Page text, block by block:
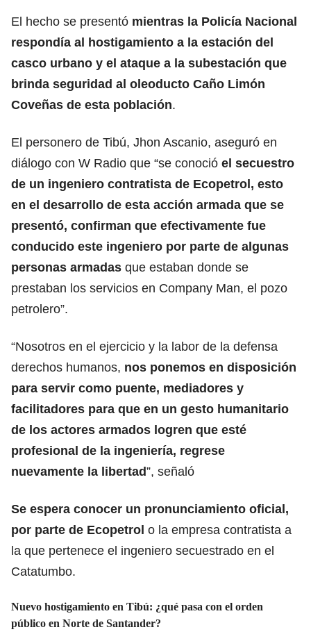
El hecho se presentó mientras la Policía Nacional
respondía al hostigamiento a la estación del
casco urbano y el ataque a la subestación que
brinda seguridad al oleoducto Caño Limón
Coveñas de esta población.
El personero de Tibú, Jhon Ascanio, aseguró en
diálogo con W Radio que “se conoció el secuestro
de un ingeniero contratista de Ecopetrol, esto
en el desarrollo de esta acción armada que se
presentó, confirman que efectivamente fue
conducido este ingeniero por parte de algunas
personas armadas que estaban donde se
prestaban los servicios en Company Man, el pozo
petrolero”.
“Nosotros en el ejercicio y la labor de la defensa
derechos humanos, nos ponemos en disposición
para servir como puente, mediadores y
facilitadores para que en un gesto humanitario
de los actores armados logren que esté
profesional de la ingeniería, regrese
nuevamente la libertad”, señaló
Se espera conocer un pronunciamiento oficial,
por parte de Ecopetrol o la empresa contratista a
la que pertenece el ingeniero secuestrado en el
Catatumbo.
Nuevo hostigamiento en Tibú: ¿qué pasa con el orden
público en Norte de Santander?